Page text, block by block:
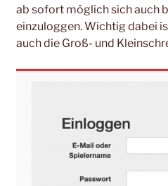
ab sofort möglich sich auch
einzuloggen. Wichtig dabei
auch die Groß- und